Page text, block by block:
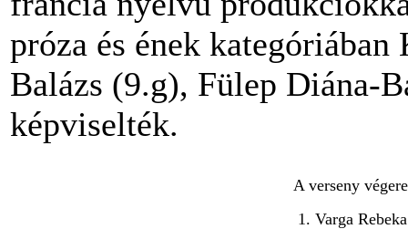
próza és ének
Balázs (9.g), Fülep Diána-
képviselték.
A verseny
1. Varga